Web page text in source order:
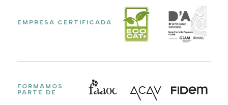
EMPRESA CERTIFICADA
FORMAMOS
PARTE DE